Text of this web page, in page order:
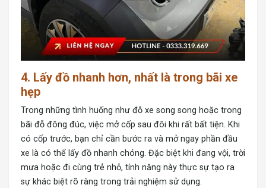
4. Lấy đồ nhanh hơn, nhất là trong bãi xe
hẹp
Trong những tình huống như đỗ xe song song hoặc trong
bãi đỗ đông đúc, việc mở cốp sau đôi khi rất bất tiện. Khi
có cốp trước, bạn chỉ cần bước ra và mở ngay phần đầu
xe là có thể lấy đồ nhanh chóng. Đặc biệt khi đang vội, trời
mưa hoặc đi cùng trẻ nhỏ, tính năng này thực sự tạo ra
sự khác biệt rõ ràng trong trải nghiệm sử dụng.